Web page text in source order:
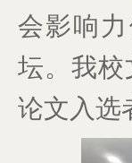
会影响
坛。我
论文入选